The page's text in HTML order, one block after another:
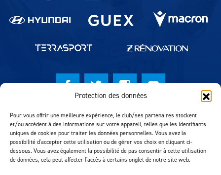
Protection des données
Pour vous offrir une meilleure expérience, le club/ses partenaires stockent
et/ou accèdent à des informations sur votre appareil, telles que les identifiants
uniques de cookies pour traiter les données personnelles. Vous avez la
possibilité d'accepter cette utilisation ou de gérer vos choix en cliquant ci-
dessous. Vous avez également la possibilité de pas consentir à cette utilisation
de données, cela peut affecter l'accès à certains onglet de notre site web.
© Lausanne Sport Football Club 2026
Réalisation MTM Agency